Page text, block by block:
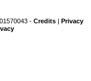
- Credits | Privacy